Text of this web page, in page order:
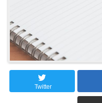
Twitter